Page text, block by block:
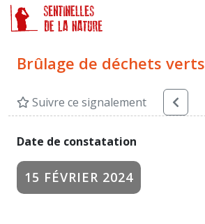
Brûlage de déchets verts
Suivre ce signalement
Date de constatation
15 FÉVRIER 2024
Panneau de gestion des cookies